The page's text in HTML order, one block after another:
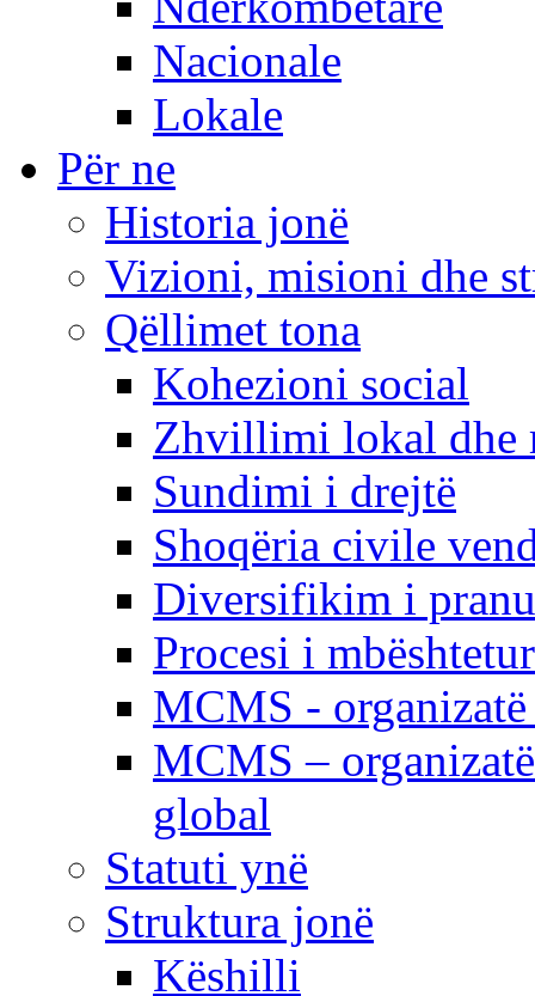
Nacionale
Lokale
Për ne
Historia jonë
Vizioni, misioni dhe
Qëllimet tona
Kohezioni social
Zhvillimi lokal dhe
Sundimi i drejtë
Shoqëria civile
Diversifikim i
Procesi i
MCMS -
MCMS –
global
Statuti ynë
Struktura jonë
Këshilli